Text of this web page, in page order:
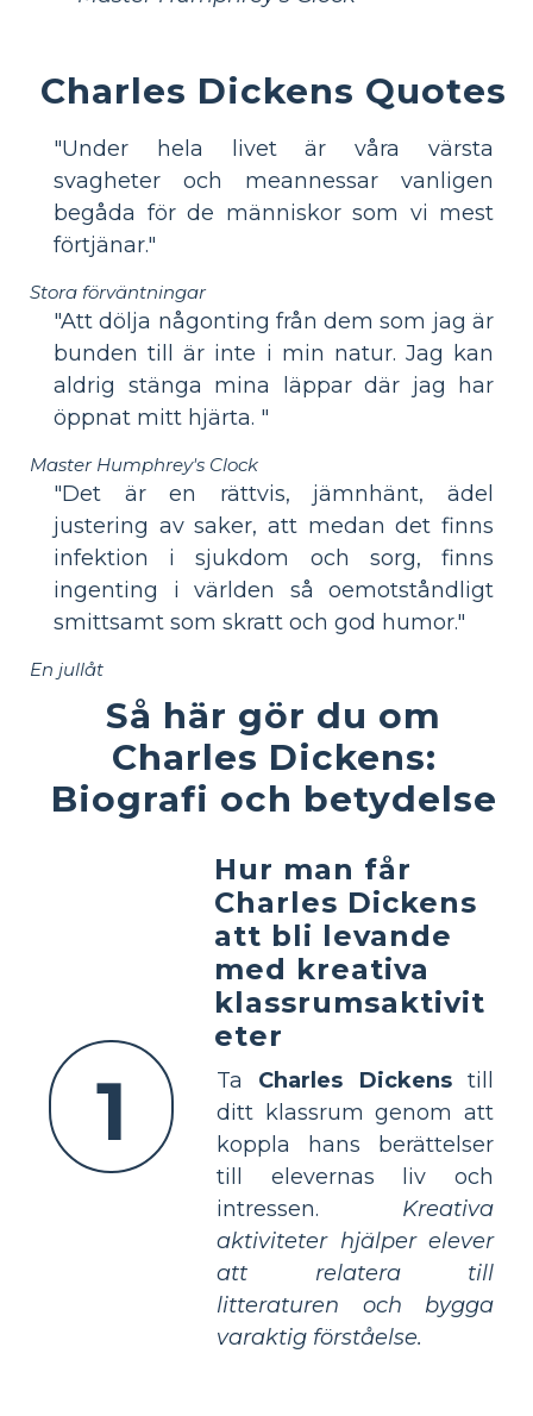
Charles Dickens Quotes
"Under hela livet är våra värsta
svagheter och meannessar vanligen
begåda för de människor som vi mest
förtjänar."
Stora förväntningar
"Att dölja någonting från dem som jag är
bunden till är inte i min natur. Jag kan
aldrig stänga mina läppar där jag har
öppnat mitt hjärta. "
Master Humphrey's Clock
"Det är en rättvis, jämnhänt, ädel
justering av saker, att medan det finns
infektion i sjukdom och sorg, finns
ingenting i världen så oemotståndligt
smittsamt som skratt och god humor."
En jullåt
Så här gör du om
Charles Dickens:
Biografi och betydelse
1
Hur man får
Charles Dickens
att bli levande
med kreativa
klassrumsaktivit
eter
Ta Charles Dickenstill
ditt klassrum genom att
koppla hans berättelser
till elevernas liv och
intressen. Kreativa
aktiviteter hjälper elever
att relatera till
litteraturen och bygga
varaktig förståelse.